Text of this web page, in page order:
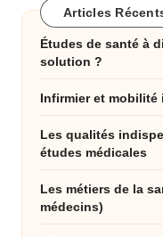
Articles
Études de santé à
solution ?
Infirmier et mobilité
Les qualités
études médicales
Les métiers de la
médecins)